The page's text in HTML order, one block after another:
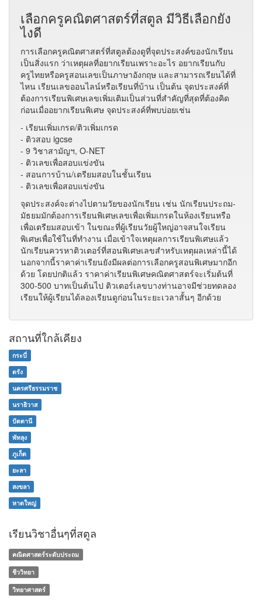
เลือกครูคณิตศาสตร์ที่สตูล มีวิธีเลือกยัง
ไงดี
การเลือกครูคณิตศาสตร์​ที่สตูลต้องดูที่จุดประสงค์ของนักเรียน
เป็นสิ่งแรก ว่าเหตุผลที่อยากเรียนเพราะอะไร อยากเรียนกับ
ครูไทยหรือครูสอนเลขเป็นภาษาอังกฤษ และสามารถเรียนได้ที่
ไหน เรียนเลขออนไลน์หรือเรียนที่บ้าน เป็นต้น จุดประสงค์ที่
ต้องการเรียนพิเศษเลขเพิ่มเติมเป็นส่วนที่สำคัญที่สุดที่ต้องคิด
ก่อนเมื่ออยากเรียนพิเศษ จุดประสงค์ที่พบบ่อยเช่น
- เรียนเพิ่มเกรด/ติวเพิ่มเกรด
- ติวสอบ igcse
- 9 วิชาสามัญฯ, O-NET
- ติวเลขเพื่อสอบแข่งขัน
- สอนการบ้าน/เตรียมสอบในชั้นเรียน
- ติวเลขเพื่อสอบแข่งขัน
จุดประสงค์จะต่างไปตามวัยของนักเรียน เช่น นักเรียนประถม-
มัธยมมักต้องการเรียนพิเศษเลขเพื่อเพิ่มเกรดในห้องเรียนหรือ
เพื่อเตรียมสอบเข้า ในขณะที่ผู้เรียนวัยผู้ใหญ่อาจสนใจเรียน
พิเศษเพื่อใช้ในที่ทำงาน เมื่อเข้าใจเหตุผลการเรียนพิเศษแล้ว
นักเรียนควรหาติวเตอร์ที่สอนพิเศษเลขสำหรับเหตุผลเหล่านี้ได้
นอกจากนี้ราคาค่าเรียนยังมีผลต่อการเลือกครูสอนพิเศษมากอีก
ด้วย โดยปกติแล้ว ราคาค่าเรียนพิเศษคณิตศาสตร์จะเริ่มต้นที่
300-500 บาทเป็นต้นไป ติวเตอร์เลขบางท่านอาจมีช่วยทดลอง
เรียนให้ผู้เรียนได้ลองเรียนดูก่อนในระยะเวลาสั้นๆ อีกด้วย
สถานที่ใกล้เคียง
กระบี่
ตรัง
นครศรีธรรมราช
นราธิวาส
ปัตตานี
พัทลุง
ภูเก็ต
ยะลา
สงขลา
หาดใหญ่
เรียนวิชาอื่นๆที่สตูล
คณิตศาสตร์ระดับประถม
ชีววิทยา
วิทยาศาสตร์